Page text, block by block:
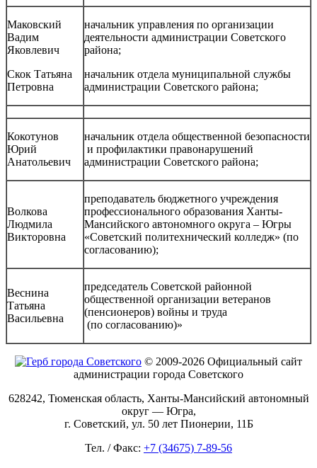
Маковский
Вадим
Яковлевич
Скок Татьяна
Петровна
начальник управления по организации
деятельности администрации Советского
района;
начальник отдела муниципальной службы
администрации Советского района;
Кокотунов
Юрий
Анатольевич
начальник отдела общественной безопасности
и профилактики правонарушений
администрации Советского района;
Волкова
Людмила
Викторовна
преподаватель бюджетного учреждения
профессионального образования Ханты-
Мансийского автономного округа – Югры
«Советский политехнический колледж» (по
согласованию);
Веснина
Татьяна
Васильевна
председатель Советской районной
общественной организации ветеранов
(пенсионеров) войны и труда
(по согласованию)»
© 2009-2026 Официальный сайт
администрации города Советского
628242, Тюменская область, Ханты-Мансийский автономный
округ — Югра,
г. Советский, ул. 50 лет Пионерии, 11Б
Тел. / Факс: +7 (34675) 7-89-56